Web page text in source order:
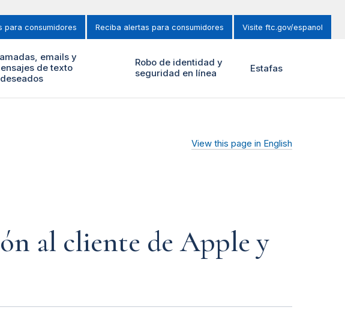
para consumidores Reciba alertas para consumidores Visite ftc.gov/espanol
emails y
de texto
Robo de identidad y
seguridad en línea
Estafas
View this page in English
al cliente de Apple y